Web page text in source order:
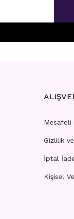
yapınız.
TÜKENDİ
Z9 -
Mesafeli
Gizlilik
İptal
Kişisel